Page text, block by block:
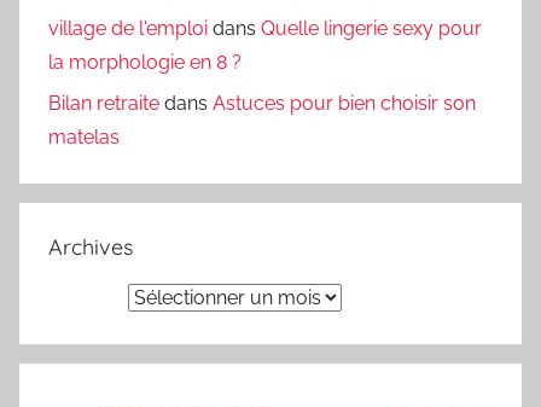
village de l'emploi dans Quelle lingerie sexy pour
la morphologie en 8 ?
Bilan retraite dans Astuces pour bien choisir son
matelas
Archives